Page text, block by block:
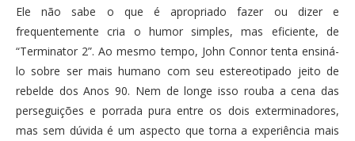
Ele não sabe o que é apropriado fazer ou dizer e
frequentemente cria o humor simples, mas eficiente, de
“Terminator 2”. Ao mesmo tempo, John Connor tenta ensiná-
lo sobre ser mais humano com seu estereotipado jeito de
rebelde dos Anos 90. Nem de longe isso rouba a cena das
perseguições e porrada pura entre os dois exterminadores,
mas sem dúvida é um aspecto que torna a experiência mais